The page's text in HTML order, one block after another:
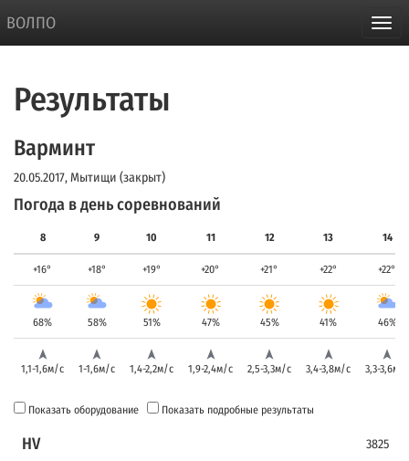
ВОЛПО
Результаты
Варминт
20.05.2017, Мытищи (закрыт)
Погода в день соревнований
8 9 10 11 12 13 14
+16° +18° +19° +20° +21° +22° +22°
68% 58% 51% 47% 45% 41% 46%
1,1-1,6м/с 1-1,6м/с 1,4-2,2м/с 1,9-2,4м/с 2,5-3,3м/с 3,4-3,8м/с 3,3-3,6м/с
Показать оборудование Показать подробные результаты
HV 3825